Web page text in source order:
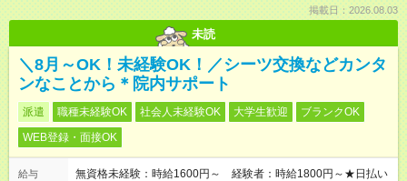
掲載日：2026.08.03
未読
＼8月～OK！未経験OK！／シーツ交換などカンタ
ンなことから＊院内サポート
派遣 職種未経験OK 社会人未経験OK 大学生歓迎
ブランクOK
WEB登録・面接OK
給与
無資格未経験：時給1600円～ 経験者：時給1800円～★日払い